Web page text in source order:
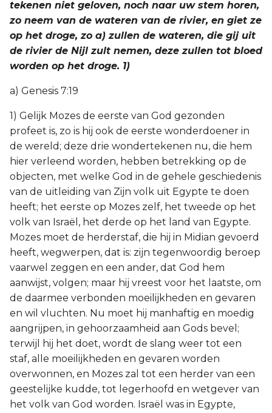
tekenen niet geloven, noch naar uw stem horen,
zo neem van de wateren van de rivier, en giet ze
op het droge, zo a) zullen de wateren, die gij uit
de rivier de Nijl zult nemen, deze zullen tot bloed
worden op het droge. 1)
a) Genesis 7:19
1) Gelijk Mozes de eerste van God gezonden
profeet is, zo is hij ook de eerste wonderdoener in
de wereld; deze drie wondertekenen nu, die hem
hier verleend worden, hebben betrekking op de
objecten, met welke God in de gehele geschiedenis
van de uitleiding van Zijn volk uit Egypte te doen
heeft; het eerste op Mozes zelf, het tweede op het
volk van Israël, het derde op het land van Egypte.
Mozes moet de herderstaf, die hij in Midian gevoerd
heeft, wegwerpen, dat is: zijn tegenwoordig beroep
vaarwel zeggen en een ander, dat God hem
aanwijst, volgen; maar hij vreest voor het laatste, om
de daarmee verbonden moeilijkheden en gevaren
en wil vluchten. Nu moet hij manhaftig en moedig
aangrijpen, in gehoorzaamheid aan Gods bevel;
terwijl hij het doet, wordt de slang weer tot een
staf, alle moeilijkheden en gevaren worden
overwonnen, en Mozes zal tot een herder van een
geestelijke kudde, tot legerhoofd en wetgever van
het volk van God worden. Israël was in Egypte,